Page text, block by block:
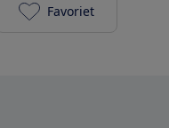
iRobot Roomba
Favoriet